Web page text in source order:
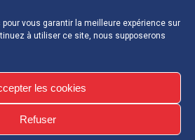
vous garantir la meilleure expérience sur
à utiliser ce site, nous supposerons
les cookies
Refuser